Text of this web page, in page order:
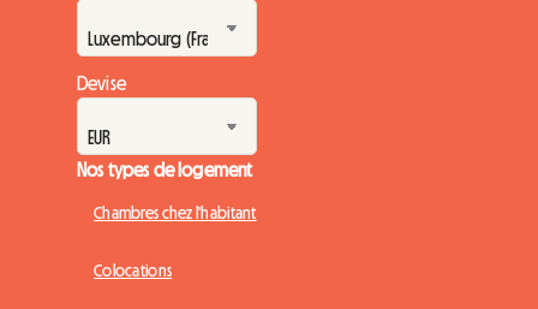
Devise
Nos types de logement
Chambres chez l'habitant
Colocations